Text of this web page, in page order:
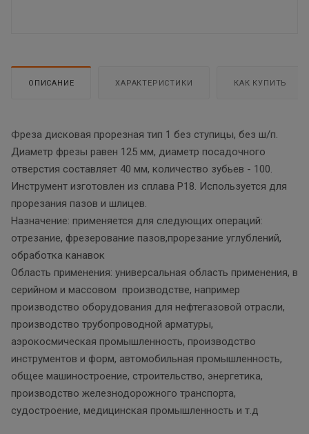
ОПИСАНИЕ ХАРАКТЕРИСТИКИ КАК КУПИТЬ
Фреза дисковая прорезная тип 1 без ступицы, без ш/п.
Диаметр фрезы равен 125 мм, диаметр посадочного
отверстия составляет 40 мм, количество зубьев - 100.
Инструмент изготовлен из сплава Р18. Используется для
прорезания пазов и шлицев.
Назначение: применяется для следующих операций:
отрезание, фрезерование пазов,прорезание углублений,
обработка канавок
Область применения: универсальная область применения, в
серийном и массовом производстве, например
производство оборудования для нефтегазовой отрасли,
производство трубопроводной арматуры,
аэрокосмическая промышленность, производство
инструментов и форм, автомобильная промышленность,
общее машиностроение, строительство, энергетика,
производство железнодорожного транспорта,
судостроение, медицинская промышленность и т.д